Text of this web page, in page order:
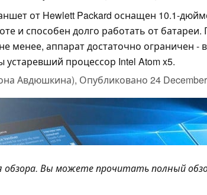
от Hewlett Packard оснащен 10.1-
и способен долго работать от батареи.
менее, аппарат достаточно ограничен -
устаревший процессор Intel Atom x5.
Авдюшкина), Опубликовано 24
обзора. Вы можете прочитать полный